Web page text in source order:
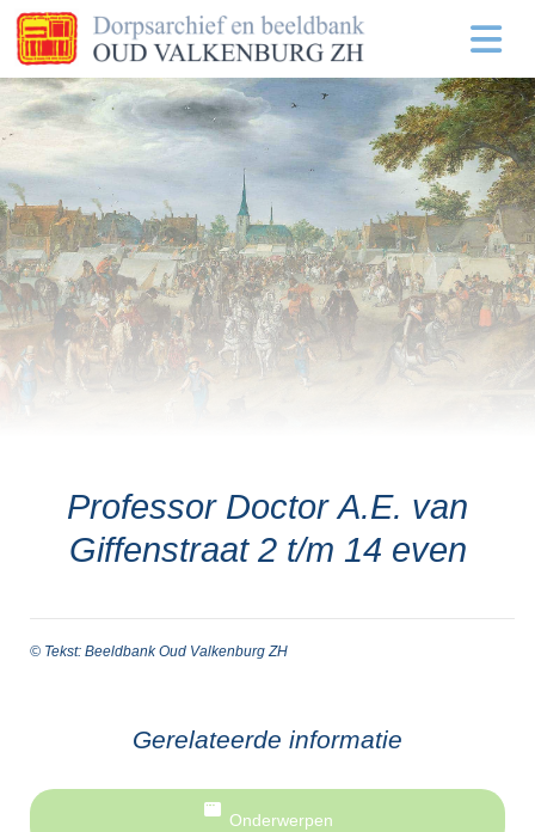
Professor Doctor A.E. van
Giffenstraat 2 t/m 14 even
© Tekst: Beeldbank Oud Valkenburg ZH
Gerelateerde informatie
Onderwerpen